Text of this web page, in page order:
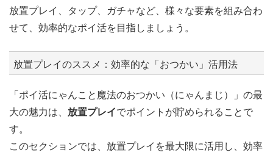
放置プレイ、タップ、ガチャなど、様々な要素を組み合わ
せて、効率的なポイ活を目指しましょう。
放置プレイのススメ：効率的な「おつかい」活用法
「ポイ活にゃんこと魔法のおつかい（にゃんまじ）」の最
大の魅力は、 放置プレイでポイントが貯められることで
す。
このセクションでは、放置プレイを最大限に活用し、効率